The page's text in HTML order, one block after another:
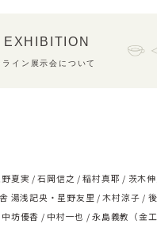
イン展示会について
夏実 石岡信之 稲村真耶 茨木
湯浅記央・星野友里 木村涼子
中坊優香 中村一也 永島義教（金工